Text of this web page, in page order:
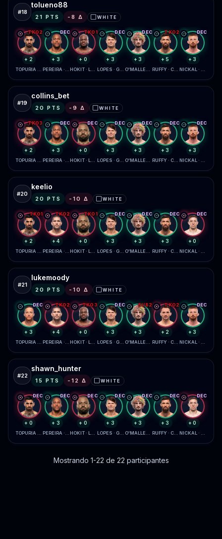
#18
tolueno88
21 PTS -8 Δ WHITE
TKO2
+2
DEC
+3
TKO1
+0
DEC
+3
DEC
+3
TKO2
+5
RUFFY · CHANDLER
DEC
+3
#19
collins_bet
20 PTS -9 Δ WHITE
TKO3
+2
DEC
+3
DEC
+0
DEC
+3
DEC
+3
DEC
+3
RUFFY · CHANDLER
DEC
+3
#20
keelio
20 PTS -10 Δ WHITE
TKO1
+2
TKO2
+4
TKO1
+0
DEC
+3
DEC
+3
DEC
+3
RUFFY · CHANDLER
DEC
+0
#21
lukemoody
20 PTS -10 Δ WHITE
DEC
+3
TKO2
+4
TKO3
+0
DEC
+3
SUB2
+3
TKO2
+2
RUFFY · CHANDLER
DEC
+3
#22
shawn_hunter
15 PTS -12 Δ WHITE
DEC
+0
DEC
+3
DEC
+0
DEC
+3
DEC
+3
DEC
+3
RUFFY · CHANDLER
DEC
+0
Mostrando 1-22 de 22 participantes